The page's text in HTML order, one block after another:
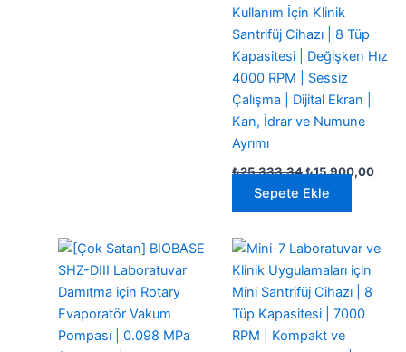
Kullanım İçin Klinik
Santrifüj Cihazı | 8 Tüp
Kapasitesi | Değişken Hız
4000 RPM | Sessiz
Çalışma | Dijital Ekran |
Kan, İdrar ve Numune
Ayrımı
₺25.333,34Orijinal
₺25.333,34.
₺15.900,00Şu
Sepete Ekle